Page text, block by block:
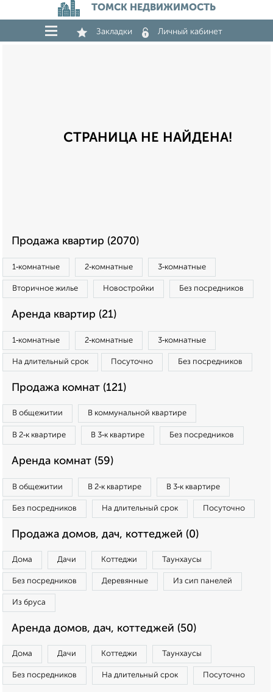
ТОМСК НЕДВИЖИМОСТЬ
Закладки Личный кабинет
СТРАНИЦА НЕ НАЙДЕНА!
Продажа квартир (2070)
1‑комнатные 2‑комнатные 3‑комнатные
Вторичное жилье Новостройки Без посредников
Аренда квартир (21)
1‑комнатные 2‑комнатные 3‑комнатные
На длительный срок Посуточно Без посредников
Продажа комнат (121)
В общежитии В коммунальной квартире
В 2‑к квартире В 3‑к квартире Без посредников
Аренда комнат (59)
В общежитии В 2‑к квартире В 3‑к квартире
Без посредников На длительный срок Посуточно
Продажа домов, дач, коттеджей (0)
Дома Дачи Коттеджи Таунхаусы
Без посредников Деревянные Из сип панелей
Из бруса
Аренда домов, дач, коттеджей (50)
Дома Дачи Коттеджи Таунхаусы
Без посредников На длительный срок Посуточно